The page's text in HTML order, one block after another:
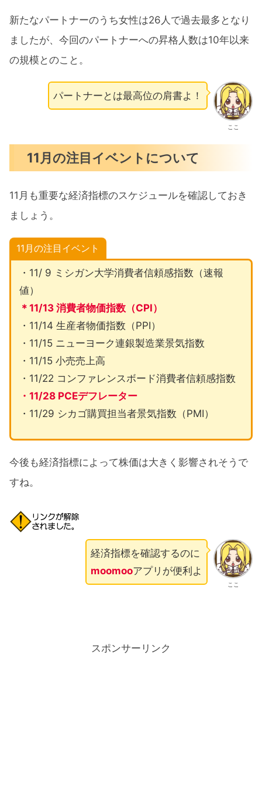
新たなパートナーのうち女性は26人で過去最多となり
ましたが、今回のパートナーへの昇格人数は10年以来
の規模とのこと。
ここ
パートナーとは最高位の肩書よ！
11月の注目イベントについて
11月も重要な経済指標のスケジュールを確認しておき
ましょう。
11月の注目イベント
・11/ 9 ミシガン大学消費者信頼感指数（速報
値）
＊11/13 消費者物価指数（CPI）
・11/14 生産者物価指数（PPI）
・11/15 ニューヨーク連銀製造業景気指数
・11/15 小売売上高
・11/22 コンファレンスボード消費者信頼感指数
・11/28 PCEデフレーター
・11/29 シカゴ購買担当者景気指数（PMI）
今後も経済指標によって株価は大きく影響されそうで
すね。
ここ
経済指標を確認するのに
moomooアプリが便利よ
スポンサーリンク